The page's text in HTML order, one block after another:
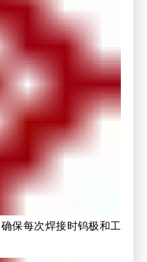
保每次焊接时钨极和工